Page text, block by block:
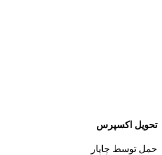
تحویل اکسپرس
حمل توسط چاپار